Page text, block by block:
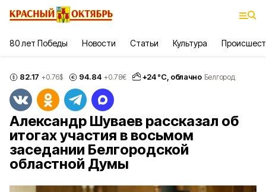
80 лет Победы Новости Статьи Культура
82.17 +0.76$ 94.84 +0.78€ +24°С, облачно Белгород
Александр Шуваев рассказал об
итогах участия в восьмом
заседании Белгородской
областной Думы